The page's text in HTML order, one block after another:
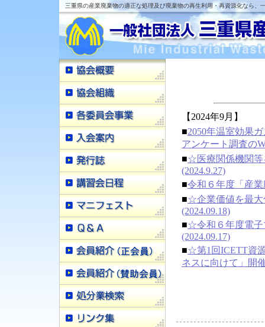
三重県の産業廃棄物の適正な処理及び廃棄物の再生利用・再資源化なら、
【2024年9月】
■2050年温室効果
アンケート調査の
■☆医療関係機関等
(2024.9.27)
■令和６年度「産
■☆企業価値を最大
(2024.09.18)
■☆令和６年度電子
(2024.09.17)
■☆第1回ICETT資
ネスに向けて」開